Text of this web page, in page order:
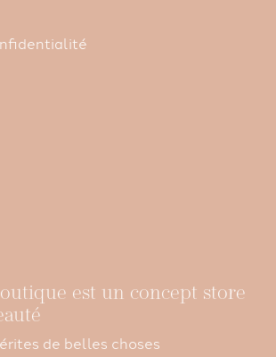
est un concept store
de belles choses